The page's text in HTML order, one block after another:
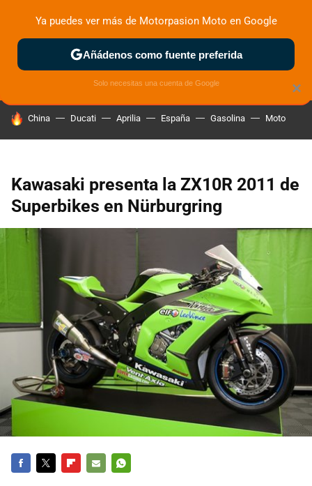
ZONA DE PRUEBAS DEPORTIVAS MOTOS ELÉCTRICAS
HOY SE HABLA DE
China Ducati Aprilia España Gasolina Moto
Kawasaki presenta la ZX10R 2011 de
Superbikes en Nürburgring
×
Ya puedes ver más de Motorpasion Moto en Google
Añádenos como fuente preferida
Solo necesitas una cuenta de Google